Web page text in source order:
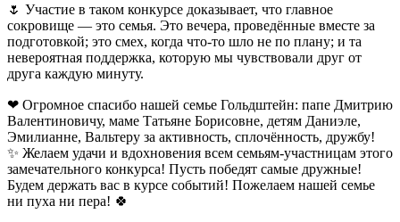
🌷 Участие в таком конкурсе доказывает, что главное
сокровище — это семья. Это вечера, проведённые вместе за
подготовкой; это смех, когда что-то шло не по плану; и та
невероятная поддержка, которую мы чувствовали друг от
друга каждую минуту.
❤ Огромное спасибо нашей семье Гольдштейн: папе Дмитрию
Валентиновичу, маме Татьяне Борисовне, детям Даниэле,
Эмилианне, Вальтеру за активность, сплочённость, дружбу!
✨ Желаем удачи и вдохновения всем семьям-участницам этого
замечательного конкурса! Пусть победят самые дружные!
Будем держать вас в курсе событий! Пожелаем нашей семье
ни пуха ни пера! 🍀